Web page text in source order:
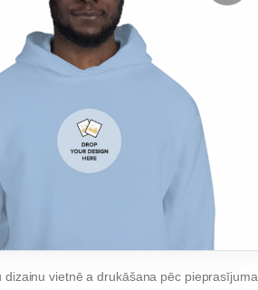
dizainu vietnē adrukāšana pēc pieprasījuma